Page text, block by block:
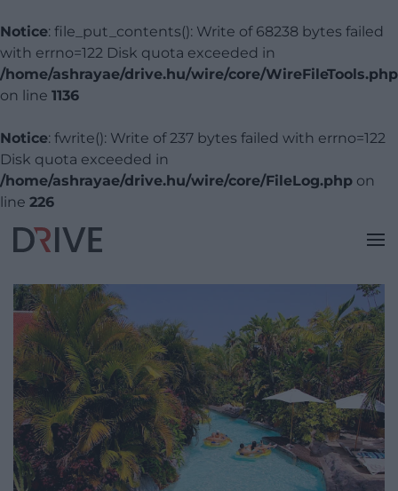
Notice: file_put_contents(): Write of 68238 bytes failed
with errno=122 Disk quota exceeded in
/home/ashrayae/drive.hu/wire/core/WireFileTools.php
on line 1136
Notice: fwrite(): Write of 237 bytes failed with errno=122
Disk quota exceeded in
/home/ashrayae/drive.hu/wire/core/FileLog.php on
line 226